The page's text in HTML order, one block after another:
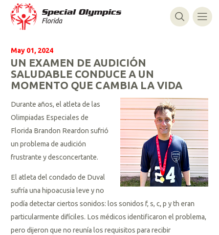
May 01, 2024
UN EXAMEN DE AUDICIÓN
SALUDABLE CONDUCE A UN
MOMENTO QUE CAMBIA LA VIDA
Durante años, el atleta de las
Olimpiadas Especiales de
Florida Brandon Reardon sufrió
un problema de audición
frustrante y desconcertante.
El atleta del condado de Duval
sufría una hipoacusia leve y no
podía detectar ciertos sonidos: los sonidos f, s, c, p y th eran
particularmente difíciles. Los médicos identificaron el problema,
pero dijeron que no reunía los requisitos para recibir